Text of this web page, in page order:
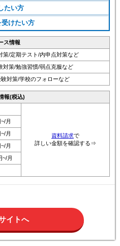
たい方
けたい方
ス情報
策/定期テスト/内申点対策など
対策/勉強習慣/弱点克服など
対策/学校のフォローなど
報(税込)
資料請求で
詳しい金額を確認する⇒
月
月
月
~/月
イトへ